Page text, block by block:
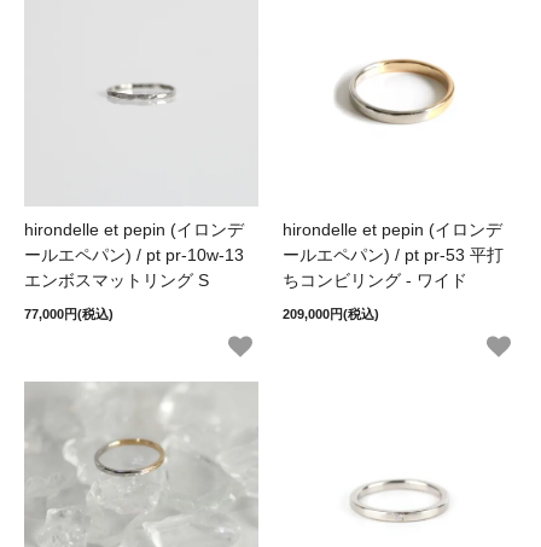
hirondelle et pepin (イロンデ
ールエペパン) / pt pr-10w-13
エンボスマットリング S
77,000円(税込)
hirondelle et pepin (イロンデ
ールエペパン) / pt pr-53 平打
ちコンビリング - ワイド
209,000円(税込)